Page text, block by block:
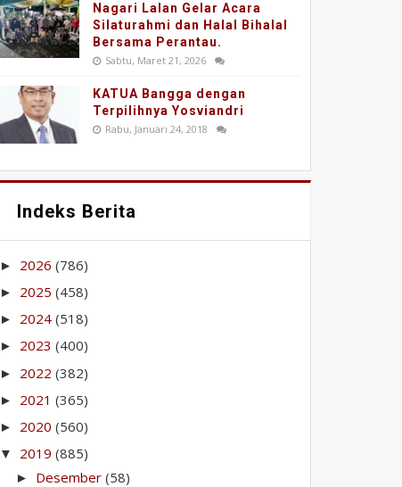
Nagari Lalan Gelar Acara
Silaturahmi dan Halal Bihalal
Bersama Perantau.
Sabtu, Maret 21, 2026
KATUA Bangga dengan
Terpilihnya Yosviandri
Rabu, Januari 24, 2018
Indeks Berita
► 2026(786)
► 2025(458)
► 2024(518)
► 2023(400)
► 2022(382)
► 2021(365)
► 2020(560)
▼ 2019(885)
► Desember(58)